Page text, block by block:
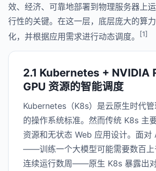
效、经济、可靠地部署到物理服务器上
行性的关键。在这一层，底层庞大的算
化，并根据应用需求进行动态调度。
[1]
2.1 Kubernetes + NVIDIA
GPU 资源的智能调度
Kubernetes（K8s）是云原生时代
的操作系统标准。然而传统 K8s 主
资源和无状态 Web 应用设计。面对
——训练一个大模型可能需要数百上
连续运行数周——原生 K8s 暴露出